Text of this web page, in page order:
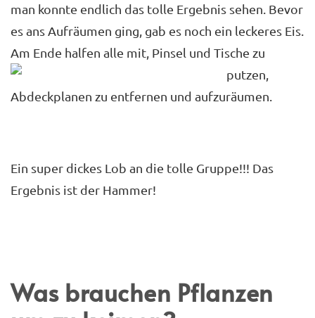
man konnte endlich das tolle Ergebnis sehen. Bevor
es ans Aufräumen ging, gab es noch ein leckeres Eis.
Am Ende halfen alle mit, Pinsel und Tische zu
putzen,
Abdeckplanen zu entfernen und aufzuräumen.
Ein super dickes Lob an die tolle Gruppe!!! Das
Ergebnis ist der Hammer!
Was brauchen Pflanzen